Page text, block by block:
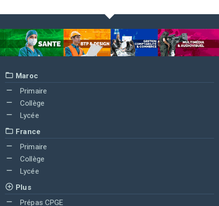
Maroc
Primaire
Collège
Lycée
France
Primaire
Collège
Lycée
Plus
Prépas CPGE